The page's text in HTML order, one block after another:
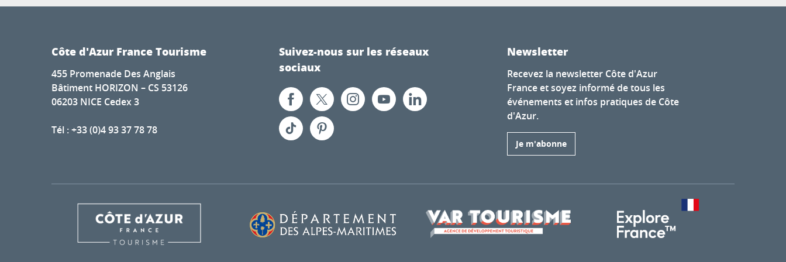
Côte d'Azur France Tourisme
455 Promenade Des Anglais
Bâtiment HORIZON – CS 53126
06203 NICE Cedex 3
Tél : +33 (0)4 93 37 78 78
Suivez-nous sur les réseaux
sociaux
Newsletter
Recevez la newsletter Côte d'Azur
France et soyez informé de tous les
événements et infos pratiques de Côte
d'Azur.
Je m'abonne